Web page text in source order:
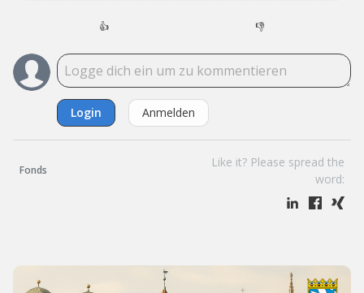
👍 👎
Login Anmelden
Fonds
Like it? Please spread the
word: